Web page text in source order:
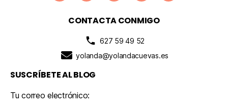
CONTACTA CONMIGO
627 59 49 52
yolanda@yolandacuevas.es
SUSCRÍBETE AL BLOG
Tu correo electrónico: